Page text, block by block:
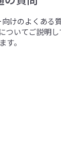
けのよくある
ついてご説明し
ます。